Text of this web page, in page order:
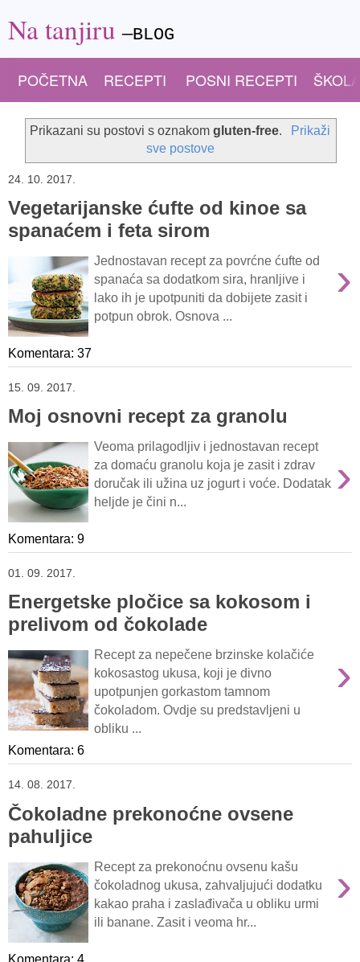
Na tanjiru—BLOG
POČETNA RECEPTI POSNI RECEPTI
Prikazani su postovi s oznakomgluten-free.
Prikaži
sve postove
24. 10. 2017.
Vegetarijanske ćufte od kinoe sa
spanaćem i feta sirom
›
Jednostavan recept za povrćne ćufte od
spanaća sa dodatkom sira, hranljive i
lako ih je upotpuniti da dobijete zasit i
potpun obrok. Osnova ...
Komentara: 37
15. 09. 2017.
Moj osnovni recept za granolu
›
Veoma prilagodljiv i jednostavan recept
za domaću granolu koja je zasit i zdrav
doručak ili užina uz jogurt i voće. Dodatak
heljde je čini n...
Komentara: 9
01. 09. 2017.
Energetske pločice sa kokosom i
prelivom od čokolade
›
Recept za nepečene brzinske kolačiće
kokosastog ukusa, koji je divno
upotpunjen gorkastom tamnom
čokoladom. Ovdje su predstavljeni u
obliku ...
Komentara: 6
14. 08. 2017.
Čokoladne prekonoćne ovsene
pahuljice
›
Recept za prekonoćnu ovsenu kašu
čokoladnog ukusa, zahvaljujući dodatku
kakao praha i zaslađivača u obliku urmi
ili banane. Zasit i veoma hr...
Komentara: 4